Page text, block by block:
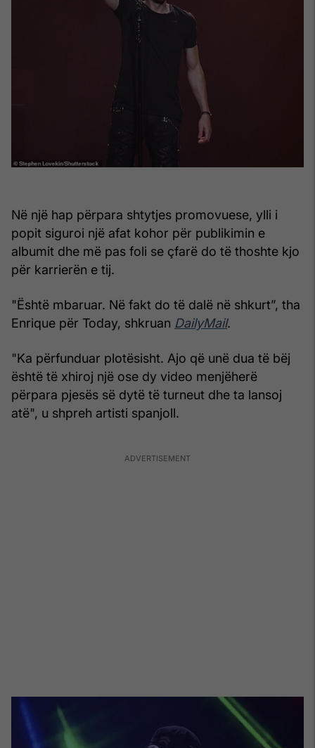
Në një hap përpara shtytjes promovuese, ylli i
popit siguroi një afat kohor për publikimin e
albumit dhe më pas foli se çfarë do të thoshte kjo
për karrierën e tij.
"Është mbaruar. Në fakt do të dalë në shkurt”, tha
Enrique për Today, shkruan DailyMail.
"Ka përfunduar plotësisht. Ajo që unë dua të bëj
është të xhiroj një ose dy video menjëherë
përpara pjesës së dytë të turneut dhe ta lansoj
atë", u shpreh artisti spanjoll.